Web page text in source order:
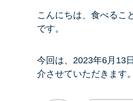
こんにちは、 食べるこ
です。
今回は、2023年6月13
介させていただきます。